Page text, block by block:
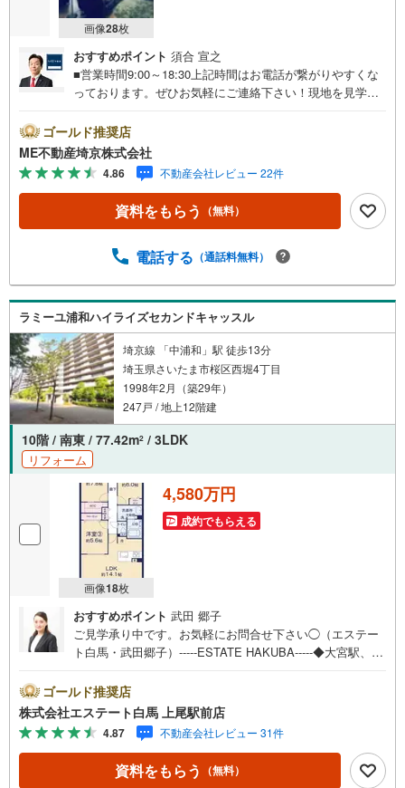
画像28枚
おすすめポイント 須合 宣之
■営業時間9:00～18:30上記時間はお電話が繋がりやすくな
っております。ぜひお気軽にご連絡下さい！現地を見学さ
ご希望の日時をご記入いただけますとスムーズにご案内が
可能です。■ご来店特典1.ご見学、ご来店後にアンケート記
入でもれなく3、000円のQUOカードプレゼント（1組様1回
限り後日郵送）2.未公開の物件情報をご紹介3.不動産ご購
入、ご売却、太陽光発電システムご検討中のお客様、ご紹
介でもれなくQUOカード3、000円分プレゼント更にご紹介
円のご紹介料をお支払いさせて頂きます！詳しくはスタッ
マイカーでも安心！2.チャイルドスペース、授乳室、ベビ
ーベッド完備3.他にもファミリーに優しい『あったら良い
な』がここにある！ミルク用浄水サーバー、紙おむつ、ア
メニティ、大型個室2部屋、各ブースモニター等
ゴールド推奨店
ME不動産埼京株式会社
4.86 不動産会社レビュー 22件
資料をもらう （無料）
電話する （通話料無料）
ラミーユ浦和ハイライズセカンドキャッスル
埼京線 「中浦和」駅 徒歩13分
埼玉県さいたま市桜区西堀4丁目
1998年2月（築29年）
247戸 / 地上12階建
10階 / 南東 / 77.42m2 / 3LDK
リフォーム
画像18枚
4,580万円
成約でもらえる
おすすめポイント 武田 郷子
ご見学承り中です。お気軽にお問合せ下さい◯（エステー
ト白馬・武田郷子）-----ESTATE HAKUBA-----◆大宮駅、南
お車でも電車でもアクセスしやすい店舗です！◆当日のご
見学もお任せください！お客様のご都合に合わせて鍵の手
配を致します。◆駅やご自宅への送迎も承ります！ご見学
前後にご予定を入れられます。◆FP相談が無料で何度でも
ご利用可能です！客観的な視点から資金計画を検証できま
す。◆年中無休、いつでもお客様の第一歩に即対応しま
ゴールド推奨店
株式会社エステート白馬 上尾駅前店
4.87 不動産会社レビュー 31件
資料をもらう （無料）